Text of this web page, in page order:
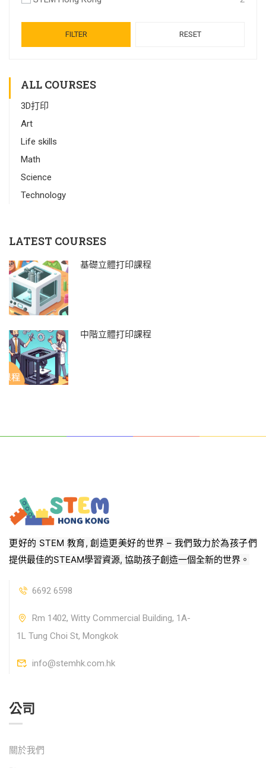
FILTER RESET
ALL COURSES
3D打印
Art
Life skills
Math
Science
Technology
LATEST COURSES
基礎立體打印課程
中階立體打印課程
更好的 STEM 教育, 創造更美好的世界 – 我們致力於為孩子們
提供最佳的STEAM學習資源, 協助孩子創造一個全新的世界。
6692 6598
Rm 1402, Witty Commercial Building, 1A-
1L Tung Choi St, Mongkok
info@stemhk.com.hk
公司
關於我們